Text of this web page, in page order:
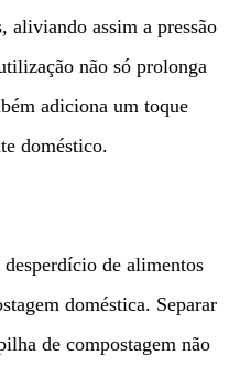
aliviando assim a pressão
não só prolonga
adiciona um toque
doméstico.
de alimentos
doméstica. Separar
de compostagem não